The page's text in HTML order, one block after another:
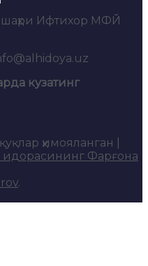
Ифтихор МФЙ
кузатинг
ҳимояланган |
идорасининг Фарғона
.